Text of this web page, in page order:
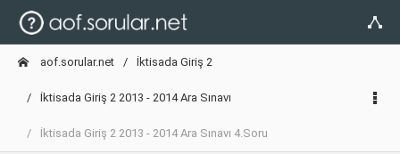
aof.sorular.net İktisada Giriş 2
İktisada Giriş 2 2013 - 2014 Ara Sınavı
İktisada Giriş 2 2013 - 2014 Ara Sınavı 4.Soru